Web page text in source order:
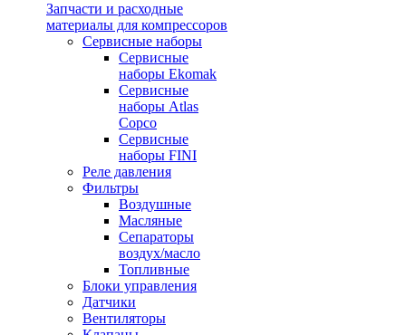
Запчасти и расходные
материалы для компрессоров
Cервисные наборы
Сервисные
наборы Ekomak
Cервисные
наборы Atlas
Copco
Сервисные
наборы FINI
Реле давления
Фильтры
Воздушные
Масляные
Сепараторы
воздух/масло
Топливные
Блоки управления
Датчики
Вентиляторы